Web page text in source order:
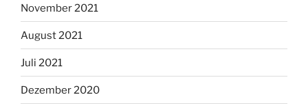
November 2021
August 2021
Juli 2021
Dezember 2020